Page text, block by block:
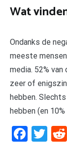
Wat
Ondanks de
meeste
media. 52%
zeer of
hebben.
hebben (en